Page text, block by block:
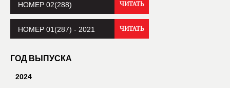
НОМЕР 02(288) ЧИТАТЬ
НОМЕР 01(287) - 2021 ЧИТАТЬ
ГОД ВЫПУСКА
2024